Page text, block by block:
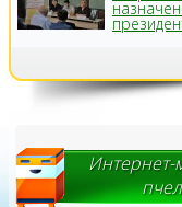
Интернет-